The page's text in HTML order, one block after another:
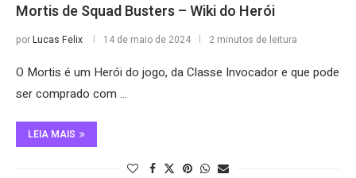
Mortis de Squad Busters – Wiki do Herói
porLucas Felix 14 de maio de 2024 2 minutos de leitura
O Mortis é um Herói do jogo, da Classe Invocador e que pode
ser comprado com …
LEIA MAIS